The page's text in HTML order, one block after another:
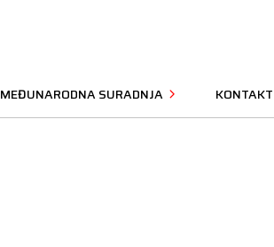
MEĐUNARODNA SURADNJA KONTAKT